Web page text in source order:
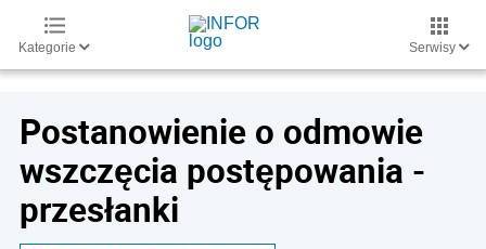
Kategorie Serwisy
Postanowienie o odmowie
wszczęcia postępowania -
przesłanki